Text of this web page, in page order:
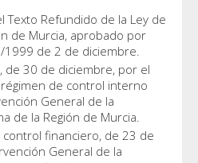
Texto Refundido de la Ley de
de Murcia, aprobado por
1999 de 2 de diciembre.
de 30 de diciembre, por el
de control interno
General de la
de la Región de Murcia.
financiero, de 23 de
General de la